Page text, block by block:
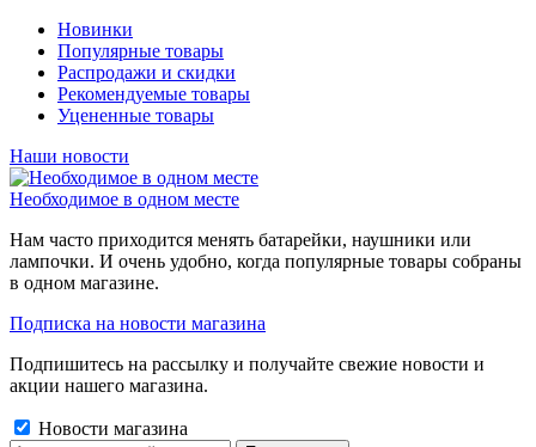
Новинки
Популярные товары
Распродажи и скидки
Рекомендуемые товары
Уцененные товары
Наши новости
Необходимое в одном месте
Нам часто приходится менять батарейки, наушники или
лампочки. И очень удобно, когда популярные товары собраны
в одном магазине.
Подписка на новости магазина
Подпишитесь на рассылку и получайте свежие новости и
акции нашего магазина.
Новости магазина